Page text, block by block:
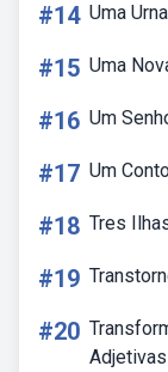
#14 Uma
#15 Uma
#16 Um
#17 Um
#18 Tres
#19
#20
Adjetivas